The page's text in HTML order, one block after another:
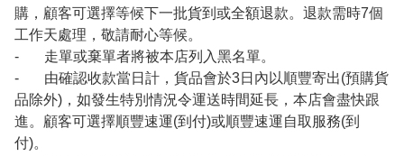
購，顧客可選擇等候下一批貨到或全額退款。退款需時7個
工作天處理，敬請耐心等候。
- 走單或棄單者將被本店列入黑名單。
- 由確認收款當日計，貨品會於3日內以順豐寄出(預購貨
品除外)，如發生特別情況令運送時間延長，本店會盡快跟
進。顧客可選擇順豐速運(到付)或順豐速運自取服務(到
付)。